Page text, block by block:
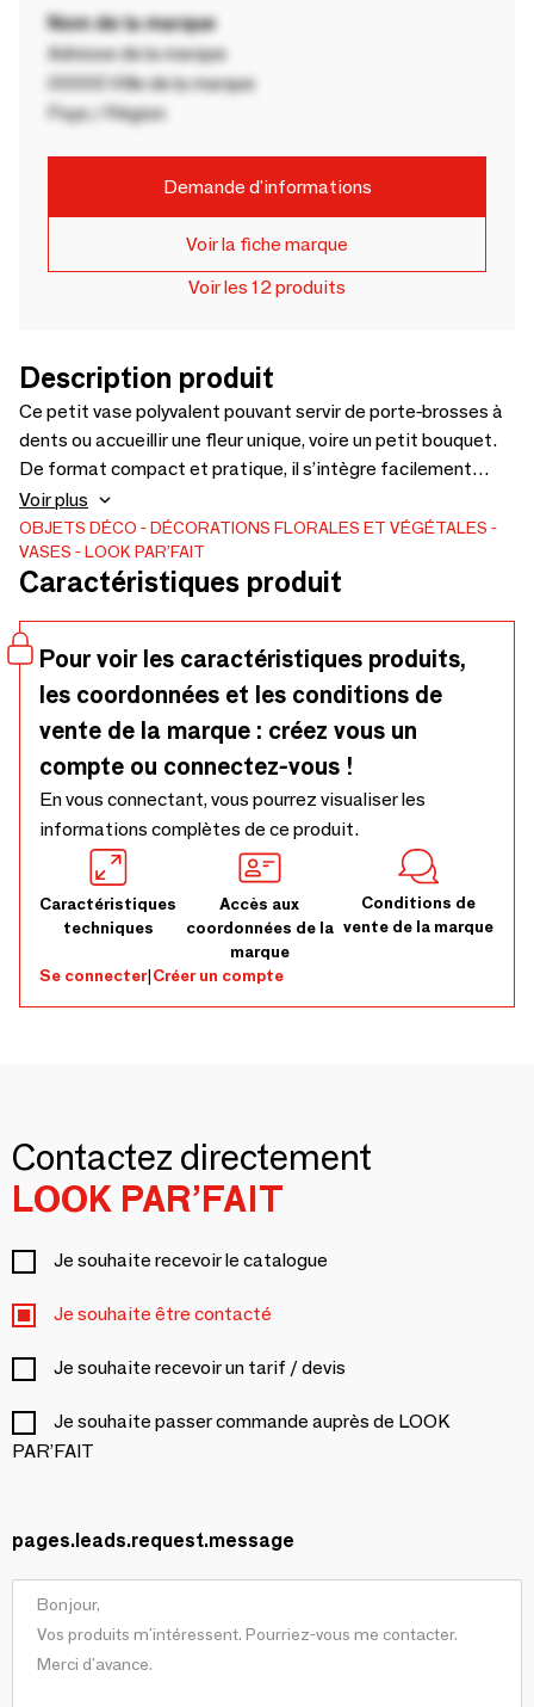
Nom de la marque
Adresse de la marque
00000 Ville de la marque
Pays / Région
Demande d'informations
Voir la fiche marque
Voir les 12 produits
Description produit
Ce petit vase polyvalent pouvant servir de porte-brosses à
dents ou accueillir une fleur unique, voire un petit bouquet.
De format compact et pratique, il s’intègre facilement
dans une salle de bain, sur une table ou une étagère. À la
fois décoratif et fonctionnel, il apporte une touche simple
et discrète à l’espace, tout en s’adaptant à différents
usages du quotidien. Ce petit vase est fabriqué en
Disponible en gris, beige, terracotta, bleu.
Voir plus
OBJETS DÉCO
DÉCORATIONS FLORALES ET VÉGÉTALES
VASES
LOOK PAR’FAIT
Caractéristiques produit
Pour voir les caractéristiques produits,
les coordonnées et les conditions de
vente de la marque : créez vous un
compte ou connectez-vous !
En vous connectant, vous pourrez visualiser les
informations complètes de ce produit.
Caractéristiques
techniques
Accès aux
coordonnées de la
marque
Conditions de
vente de la marque
Se connecter|Créer un compte
Contactez directement
LOOK PAR’FAIT
Je souhaite recevoir le catalogue
Je souhaite être contacté
Je souhaite recevoir un tarif / devis
Je souhaite passer commande auprès de LOOK
PAR’FAIT
pages.leads.request.message